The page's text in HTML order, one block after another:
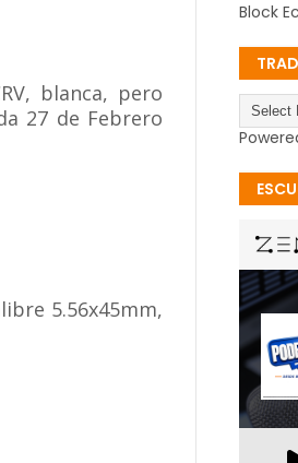
blanca, pero
27 de Febrero
5.56x45mm,
Block